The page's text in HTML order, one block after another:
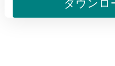
ダウンロ